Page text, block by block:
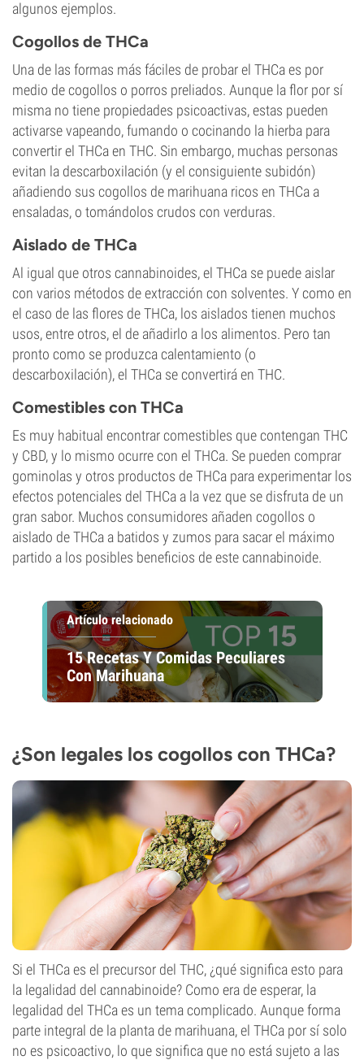
algunos ejemplos.
Cogollos de THCa
Una de las formas más fáciles de probar el THCa es por
medio de cogollos o porros preliados. Aunque la flor por sí
misma no tiene propiedades psicoactivas, estas pueden
activarse vapeando, fumando o cocinando la hierba para
convertir el THCa en THC. Sin embargo, muchas personas
evitan la descarboxilación (y el consiguiente subidón)
añadiendo sus cogollos de marihuana ricos en THCa a
ensaladas, o tomándolos crudos con verduras.
Aislado de THCa
Al igual que otros cannabinoides, el THCa se puede aislar
con varios métodos de extracción con solventes. Y como en
el caso de las flores de THCa, los aislados tienen muchos
usos, entre otros, el de añadirlo a los alimentos. Pero tan
pronto como se produzca calentamiento (o
descarboxilación), el THCa se convertirá en THC.
Comestibles con THCa
Es muy habitual encontrar comestibles que contengan THC
y CBD, y lo mismo ocurre con el THCa. Se pueden comprar
gominolas y otros productos de THCa para experimentar los
efectos potenciales del THCa a la vez que se disfruta de un
gran sabor. Muchos consumidores añaden cogollos o
aislado de THCa a batidos y zumos para sacar el máximo
partido a los posibles beneficios de este cannabinoide.
Artículo relacionado
15 Recetas Y Comidas Peculiares
Con Marihuana
¿Son legales los cogollos con THCa?
Si el THCa es el precursor del THC, ¿qué significa esto para
la legalidad del cannabinoide? Como era de esperar, la
legalidad del THCa es un tema complicado. Aunque forma
parte integral de la planta de marihuana, el THCa por sí solo
no es psicoactivo, lo que significa que no está sujeto a las